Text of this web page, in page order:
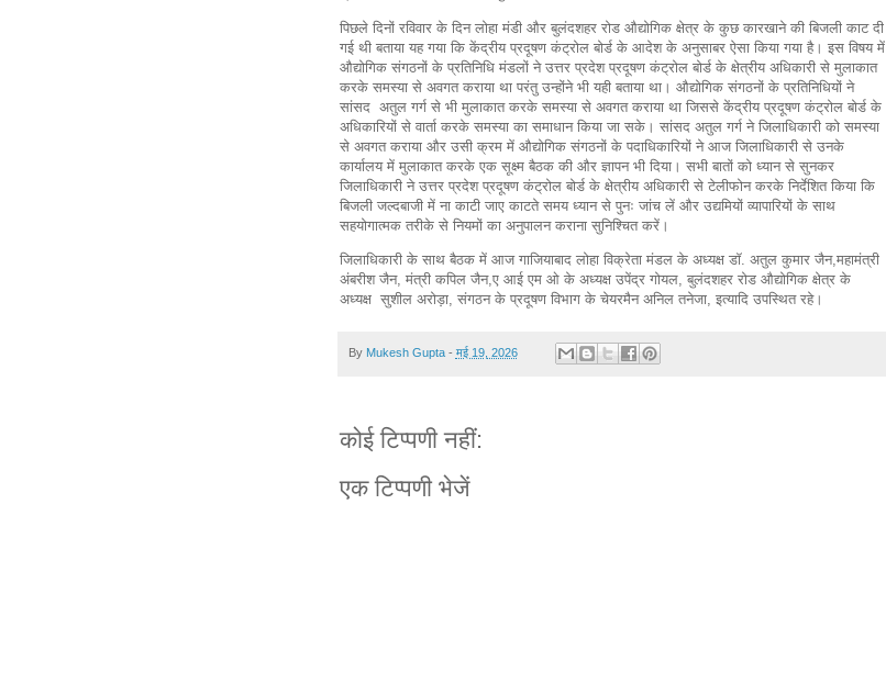
पिछले दिनों रविवार के दिन लोहा मंडी और बुलंदशहर रोड औद्योगिक क्षेत्र के कुछ कारखाने की बिजली काट दी
गई थी बताया यह गया कि केंद्रीय प्रदूषण कंट्रोल बोर्ड के आदेश के अनुसाबर ऐसा किया गया है। इस विषय में
औद्योगिक संगठनों के प्रतिनिधि मंडलों ने उत्तर प्रदेश प्रदूषण कंट्रोल बोर्ड के क्षेत्रीय अधिकारी से मुलाकात
करके समस्या से अवगत कराया था परंतु उन्होंने भी यही बताया था। औद्योगिक संगठनों के प्रतिनिधियों ने
सांसद अतुल गर्ग से भी मुलाकात करके समस्या से अवगत कराया था जिससे केंद्रीय प्रदूषण कंट्रोल बोर्ड के
अधिकारियों से वार्ता करके समस्या का समाधान किया जा सके। सांसद अतुल गर्ग ने जिलाधिकारी को समस्या
से अवगत कराया और उसी क्रम में औद्योगिक संगठनों के पदाधिकारियों ने आज जिलाधिकारी से उनके
कार्यालय में मुलाकात करके एक सूक्ष्म बैठक की और ज्ञापन भी दिया। सभी बातों को ध्यान से सुनकर
जिलाधिकारी ने उत्तर प्रदेश प्रदूषण कंट्रोल बोर्ड के क्षेत्रीय अधिकारी से टेलीफोन करके निर्देशित किया कि
बिजली जल्दबाजी में ना काटी जाए काटते समय ध्यान से पुनः जांच लें और उद्यमियों व्यापारियों के साथ
सहयोगात्मक तरीके से नियमों का अनुपालन कराना सुनिश्चित करें।
जिलाधिकारी के साथ बैठक में आज गाजियाबाद लोहा विक्रेता मंडल के अध्यक्ष डॉ. अतुल कुमार जैन,महामंत्री
अंबरीश जैन, मंत्री कपिल जैन,ए आई एम ओ के अध्यक्ष उपेंद्र गोयल, बुलंदशहर रोड औद्योगिक क्षेत्र के
अध्यक्ष सुशील अरोड़ा, संगठन के प्रदूषण विभाग के चेयरमैन अनिल तनेजा, इत्यादि उपस्थित रहे।
By Mukesh Gupta - मई 19, 2026
कोई टिप्पणी नहीं:
एक टिप्पणी भेजें